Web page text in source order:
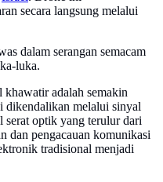
secara langsung melalui
dalam serangan semacam
luka.
adalah semakin
dikendalikan melalui sinyal
serat optik yang terulur dari
dan pengacauan komunikasi
tradisional menjadi